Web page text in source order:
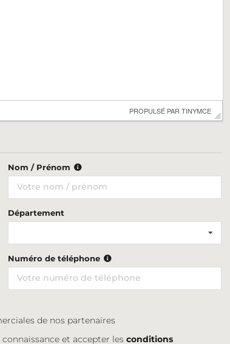
PROPULSÉ PAR TINYMCE
Nom / Prénom
Département
Numéro de téléphone
de nos partenaires
et accepter lesconditions